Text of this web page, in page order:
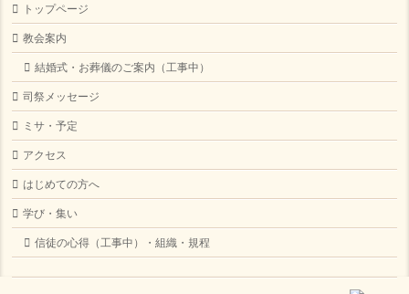
トップページ
教会案内
結婚式・お葬儀のご案内（工事中）
司祭メッセージ
ミサ・予定
アクセス
はじめての方へ
学び・集い
信徒の心得（工事中）・組織・規程